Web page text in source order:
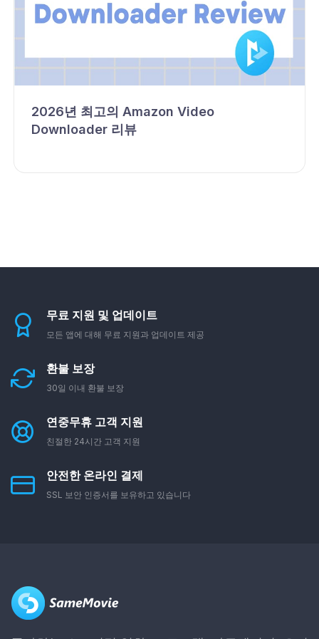
2026년 최고의 Amazon Video
Downloader 리뷰
무료 지원 및 업데이트
모든 앱에 대해 무료 지원과 업데이트 제공
환불 보장
30일 이내 환불 보장
연중무휴 고객 지원
친절한 24시간 고객 지원
안전한 온라인 결제
SSL 보안 인증서를 보유하고 있습니다